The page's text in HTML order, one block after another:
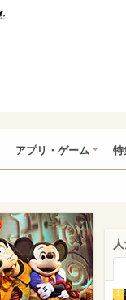
アプリ・ゲーム 特
1